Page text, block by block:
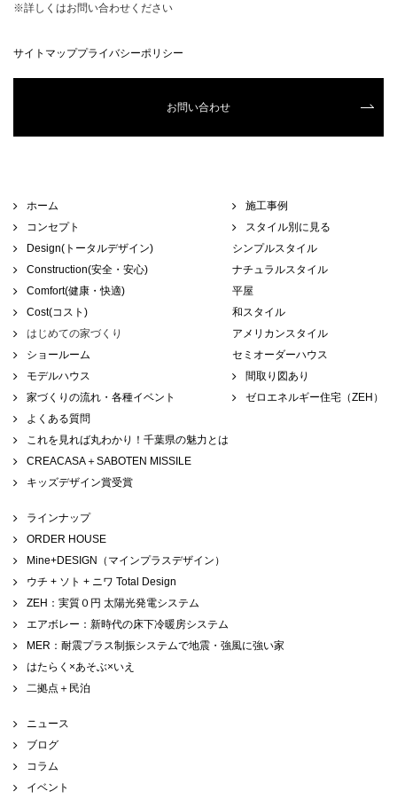
※詳しくはお問い合わせください
サイトマッププライバシーポリシー
お問い合わせ
ホーム
コンセプト
Design(トータルデザイン)
Construction(安全・安心)
Comfort(健康・快適)
Cost(コスト)
はじめての家づくり
ショールーム
モデルハウス
家づくりの流れ・各種イベント
よくある質問
これを見れば丸わかり！千葉県の魅力とは
CREACASA＋SABOTEN MISSILE
キッズデザイン賞受賞
施工事例
スタイル別に見る
シンプルスタイル
ナチュラルスタイル
平屋
和スタイル
アメリカンスタイル
セミオーダーハウス
間取り図あり
ゼロエネルギー住宅（ZEH）
ラインナップ
ORDER HOUSE
Mine+DESIGN（マインプラスデザイン）
ウチ + ソト + ニワ Total Design
ZEH：実質０円 太陽光発電システム
エアボレー：新時代の床下冷暖房システム
MER：耐震プラス制振システムで地震・強風に強い家
はたらく×あそぶ×いえ
二拠点＋民泊
ニュース
ブログ
コラム
イベント